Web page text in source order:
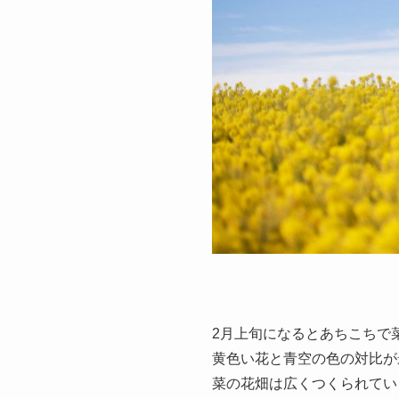
2月上旬になるとあちこちで
黄色い花と青空の色の対比
菜の花畑は広くつくられて